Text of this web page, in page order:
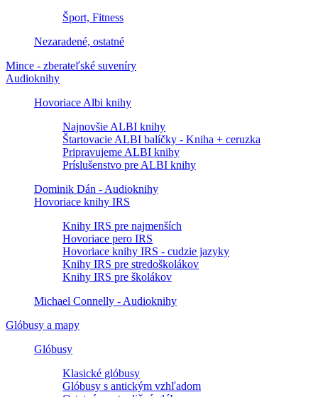
Šport, Fitness
Nezaradené, ostatné
Mince - zberateľské suveníry
Audioknihy
Hovoriace Albi knihy
Najnovšie ALBI knihy
Štartovacie ALBI balíčky - Kniha + ceruzka
Pripravujeme ALBI knihy
Príslušenstvo pre ALBI knihy
Dominik Dán - Audioknihy
Hovoriace knihy IRS
Knihy IRS pre najmenších
Hovoriace pero IRS
Hovoriace knihy IRS - cudzie jazyky
Knihy IRS pre stredoškolákov
Knihy IRS pre školákov
Michael Connelly - Audioknihy
Glóbusy a mapy
Glóbusy
Klasické glóbusy
Glóbusy s antickým vzhľadom